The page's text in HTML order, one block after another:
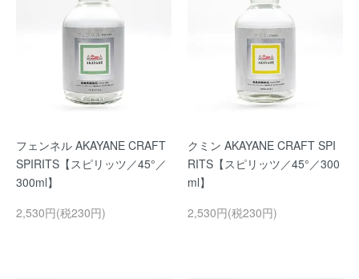
フェンネル AKAYANE CRAFT
SPIRITS【スピリッツ／45°／
300ml】
2,530円(税230円)
クミン AKAYANE CRAFT SPI
RITS【スピリッツ／45°／300
ml】
2,530円(税230円)